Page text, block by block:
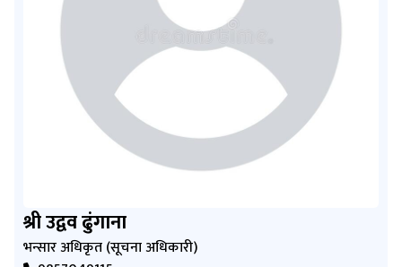
श्री उद्वव ढुंगाना
भन्सार अधिकृत (सूचना अधिकारी)